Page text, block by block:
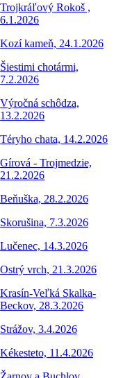
Trojkráľový Rokoš ,
6.1.2026
Kozí kameň, 24.1.2026
Šiestimi chotármi,
7.2.2026
Výročná schôdza,
13.2.2026
Téryho chata, 14.2.2026
Gírová - Trojmedzie,
21.2.2026
Beňuška, 28.2.2026
Skorušina, 7.3.2026
Lučenec, 14.3.2026
Ostrý vrch, 21.3.2026
Krasín-Veľká Skalka-
Beckov, 28.3.2026
Strážov, 3.4.2026
Kékesteto, 11.4.2026